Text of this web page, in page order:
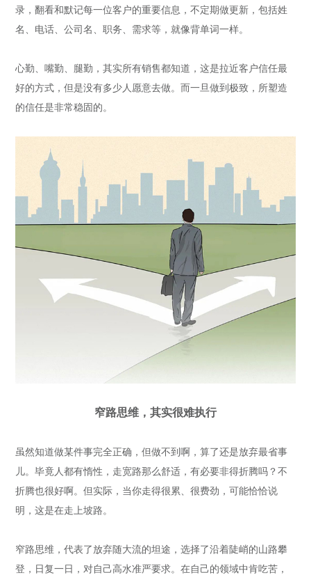
录，翻看和默记每一位客户的重要信息，不定期做更新，包括姓
名、电话、公司名、职务、需求等，就像背单词一样。
心勤、嘴勤、腿勤，其实所有销售都知道，这是拉近客户信任最
好的方式，但是没有多少人愿意去做。而一旦做到极致，所塑造
的信任是非常稳固的。
窄路思维，其实很难执行
虽然知道做某件事完全正确，但做不到啊，算了还是放弃最省事
儿。毕竟人都有惰性，走宽路那么舒适，有必要非得折腾吗？不
折腾也很好啊。但实际，当你走得很累、很费劲，可能恰恰说
明，这是在走上坡路。
窄路思维，代表了放弃随大流的坦途，选择了沿着陡峭的山路攀
登，日复一日，对自己高水准严要求。在自己的领域中肯吃苦，